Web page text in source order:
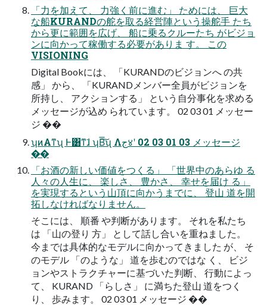
「力を加えて、 力強く前に進む」 ためには、 巨大
な船KURANDの舵を取る経営陣という操舵手 たち
から更に範囲を広げ、 船に乗るクルーたち がビジョ
ンに向かって稼働する必要がありま す。 この
VISIONING
Digital Bookには、 「KURANDのビジョンへ の共
感」 から、 「KURANDメンバー全員がビジョンを
所持し、 アクションする」 という自分事化を求める
メッセージが込め られています。 02 03 01 メッセー
ジ ��
ʮͷΑ͏ͳʯ Ͱ͸ͳ͘ɺ ʮΒ͠͞ʯ Λج४ʹ 02 03 01 03 メッセージ
��
「お酒の新しい価値をつくる」 「世界中のあらゆ る
人々の人生に、 楽しさ、 豊かさ、 幸せを届け る」
を実現するという山頂に向かうまでに、 登山 道を開
拓しなければなりません。
そこには、 順番 や判断があります。 それを私たち
は 「山の登り 方」 として話し合いを重ねました。
今までは具体的なモデルに向かってきました が、 そ
のモデル 「のような」 道を歩むのではな く、 ビジ
ョンやストラクチャーに基づいた判断、 行動によっ
て、 KURAND 「らしさ」 に満ちた登山 道をつく
り、 歩みます。 02 03 01 メッセージ ��